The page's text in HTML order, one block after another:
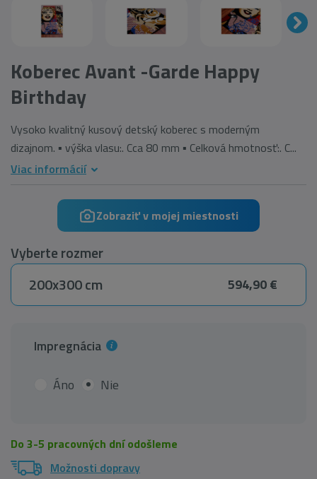
Koberec Avant -Garde Happy
Birthday
Vysoko kvalitný kusový detský koberec s moderným
dizajnom. ▪ výška vlasu:. Cca 80 mm ▪ Celková hmotnosť:. C...
Viac informácií
Zobraziť v mojej miestnosti
Vyberte rozmer
200x300 cm
594,90 €
Impregnácia
Áno Nie
Do 3-5 pracovných dní odošleme
Možnosti dopravy